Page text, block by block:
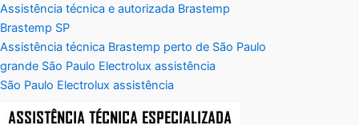
Assistência técnica e autorizada Brastemp
Brastemp SP
Assistência técnica Brastemp perto de São Paulo
grande São Paulo Electrolux assistência
São Paulo Electrolux assistência